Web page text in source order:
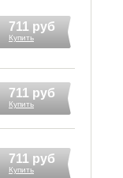
711 руб
Купить
711 руб
Купить
711 руб
Купить